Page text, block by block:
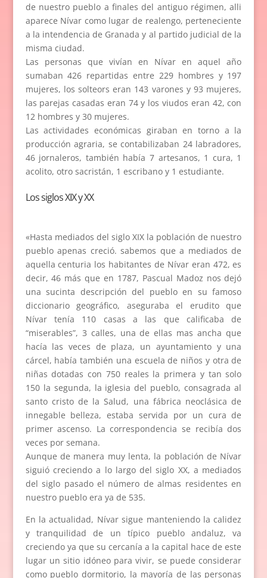
de nuestro pueblo a finales del antiguo régimen, alli
aparece Nívar como lugar de realengo, perteneciente
a la intendencia de Granada y al partido judicial de la
misma ciudad.
Las personas que vivían en Nívar en aquel año
sumaban 426 repartidas entre 229 hombres y 197
mujeres, los solteors eran 143 varones y 93 mujeres,
las parejas casadas eran 74 y los viudos eran 42, con
12 hombres y 30 mujeres.
Las actividades económicas giraban en torno a la
producción agraria, se contabilizaban 24 labradores,
46 jornaleros, también había 7 artesanos, 1 cura, 1
acolito, otro sacristán, 1 escribano y 1 estudiante.
Los siglos XIX y XX
«Hasta mediados del siglo XIX la población de nuestro
pueblo apenas creció. sabemos que a mediados de
aquella centuria los habitantes de Nívar eran 472, es
decir, 46 más que en 1787, Pascual Madoz nos dejó
una sucinta descripción del pueblo en su famoso
diccionario geográfico, aseguraba el erudito que
Nívar tenía 110 casas a las que calificaba de
“miserables”, 3 calles, una de ellas mas ancha que
hacía las veces de plaza, un ayuntamiento y una
cárcel, había también una escuela de niños y otra de
niñas dotadas con 750 reales la primera y tan solo
150 la segunda, la iglesia del pueblo, consagrada al
santo cristo de la Salud, una fábrica neoclásica de
innegable belleza, estaba servida por un cura de
primer ascenso. La correspondencia se recibía dos
veces por semana.
Aunque de manera muy lenta, la población de Nívar
siguió creciendo a lo largo del siglo XX, a mediados
del siglo pasado el número de almas residentes en
nuestro pueblo era ya de 535.
En la actualidad, Nívar sigue manteniendo la calidez
y tranquilidad de un típico pueblo andaluz, va
creciendo ya que su cercanía a la capital hace de este
lugar un sitio idóneo para vivir, se puede considerar
como pueblo dormitorio, la mayoría de las personas